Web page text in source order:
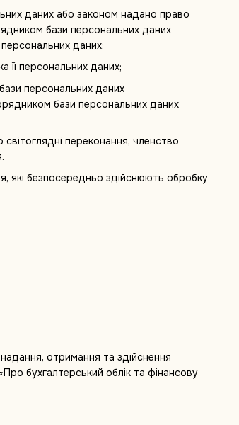
даних або законом надано право
бази персональних даних
даних;
її персональних даних;
персональних даних
бази персональних даних
світоглядні переконання, членство
які безпосередньо здійснюють обробку
отримання та здійснення
бухгалтерський облік та фінансову